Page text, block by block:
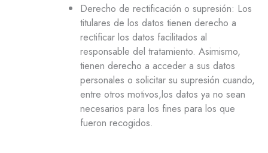
Derecho de rectificación o supresión: Los
titulares de los datos tienen derecho a
rectificar los datos facilitados al
responsable del tratamiento. Asimismo,
tienen derecho a acceder a sus datos
personales o solicitar su supresión cuando,
entre otros motivos,los datos ya no sean
necesarios para los fines para los que
fueron recogidos.